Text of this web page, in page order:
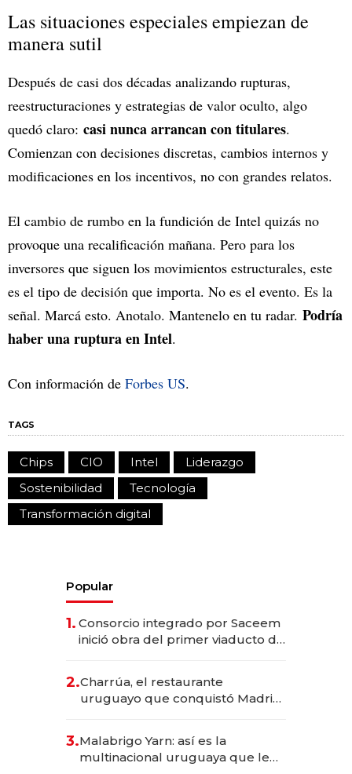
Las situaciones especiales empiezan de
manera sutil
Después de casi dos décadas analizando rupturas,
reestructuraciones y estrategias de valor oculto, algo
quedó claro: casi nunca arrancan con titulares.
Comienzan con decisiones discretas, cambios internos y
modificaciones en los incentivos, no con grandes relatos.
El cambio de rumbo en la fundición de Intel quizás no
provoque una recalificación mañana. Pero para los
inversores que siguen los movimientos estructurales, este
es el tipo de decisión que importa. No es el evento. Es la
señal. Marcá esto. Anotalo. Mantenelo en tu radar. Podría
haber una ruptura en Intel.
Con información de Forbes US.
TAGS
Chips CIO Intel
Liderazgo
Sostenibilidad
Tecnología
Transformación digital
Popular
1. Consorcio integrado por Saceem
inició obra del primer viaducto de
millones
2.Charrúa, el restaurante
uruguayo que conquistó Madrid:
anticipación y prepara apertura
3.Malabrigo Yarn: así es la
multinacional uruguaya que le